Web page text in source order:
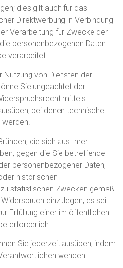
dies gilt auch für das
Direktwerbung in Verbindung
Verarbeitung für Zwecke der
personenbezogenen Daten
verarbeitet.
von Diensten der
Sie ungeachtet der
mittels
bei denen technische
die sich aus Ihrer
gegen die Sie betreffende
personenbezogener Daten,
historischen
statistischen Zwecken gemäß
einzulegen, es sei
Erfüllung einer im öffentlichen
erforderlich.
Sie jederzeit ausüben, indem
wenden.